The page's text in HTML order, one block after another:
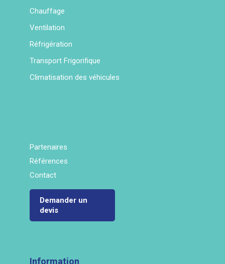
Chauffage
Ventilation
Réfrigération
Transport Frigorifique
Climatisation des véhicules
Partenaires
Références
Contact
Demander un
devis
Information